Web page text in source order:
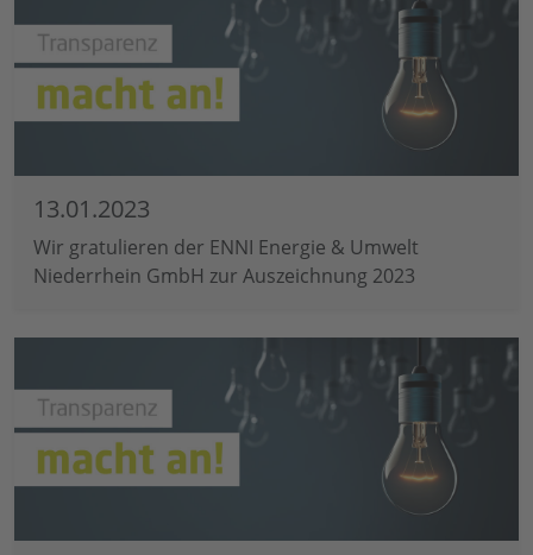
13.01.2023
Wir gratulieren der ENNI Energie & Umwelt
Niederrhein GmbH zur Auszeichnung 2023